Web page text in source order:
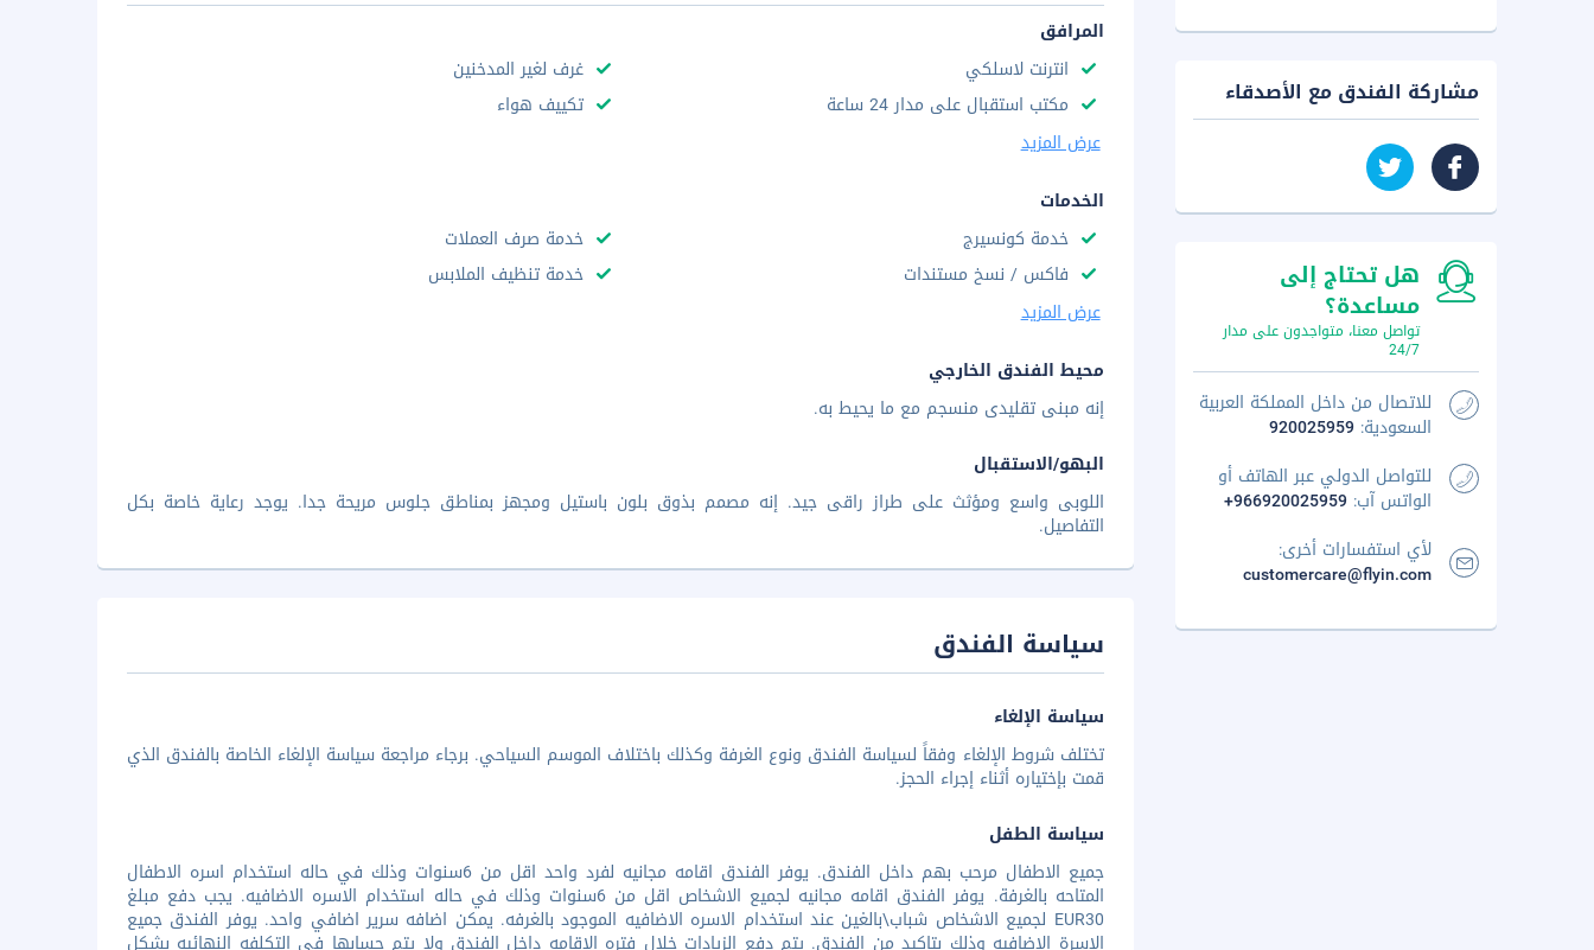
المرافق
انترنت لاسلكي
غرف لغير المدخنين
مكتب استقبال على مدار 24 ساعة
تكييف هواء
عرض المزيد
الخدمات
خدمة كونسيرج
خدمة صرف العملات
فاكس / نسخ مستندات
خدمة تنظيف الملابس
عرض المزيد
محيط الفندق الخارجي
إنه مبنى تقليدى منسجم مع ما يحيط به.
البهو/الاستقبال
اللوبى واسع ومؤثث على طراز راقى جيد. إنه مصمم بذوق بلون باستيل ومجهز بمناطق جلوس مريحة جدا. يوجد رعاية خاصة بكل
التفاصيل.
سياسة الفندق
سياسة الإلغاء
تختلف شروط الإلغاء وفقاً لسياسة الفندق ونوع الغرفة وكذلك باختلاف الموسم السياحي. برجاء مراجعة سياسة الإلغاء الخاصة بالفندق الذي
قمت بإختياره أثناء إجراء الحجز.
سياسة الطفل
جميع الاطفال مرحب بهم داخل الفندق. يوفر الفندق اقامه مجانيه لفرد واحد اقل من 6سنوات وذلك في حاله استخدام اسره الاطفال
المتاحه بالغرفة. يوفر الفندق اقامه مجانيه لجميع الاشخاص اقل من 6سنوات وذلك في حاله استخدام الاسره الاضافيه. يجب دفع مبلغ
EUR30 لجميع الاشخاص شباب\بالغين عند استخدام الاسره الاضافيه الموجود بالغرفه. يمكن اضافه سرير اضافي واحد. يوفر الفندق جميع
الاسرة الاضافيه وذلك بتاكيد من الفندق. يتم دفع الزيادات خلال فتره الاقامه داخل الفندق ولا يتم حسابها في التكلفه النهائيه بشكل
مشاركة الفندق مع الأصدقاء
هل تحتاج إلى
مساعدة؟
تواصل معنا، متواجدون على مدار
24/7
للاتصال من داخل المملكة العربية
السعودية: 920025959
للتواصل الدولي عبر الهاتف أو
الواتس آب: +966920025959
لأي استفسارات أخرى:
customercare@flyin.com